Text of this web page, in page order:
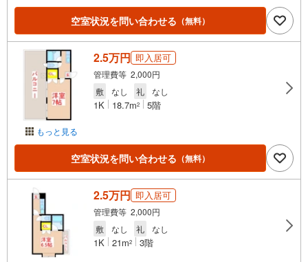
空室状況を問い合わせる （無料）
もっと見る
2.5万円 即入居可
管理費等 2,000円
敷
なし 礼 なし
1K 18.7m2 5階
空室状況を問い合わせる （無料）
2.5万円 即入居可
管理費等 2,000円
敷
なし 礼 なし
1K 21m2 3階